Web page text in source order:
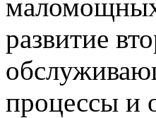
развитие
процессы и